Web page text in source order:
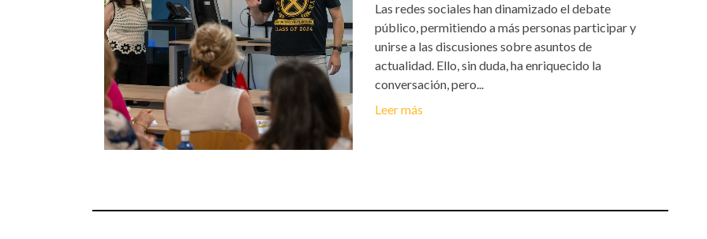
Las redes sociales han dinamizado el debate
público, permitiendo a más personas participar y
unirse a las discusiones sobre asuntos de
actualidad. Ello, sin duda, ha enriquecido la
conversación, pero...
Leer más